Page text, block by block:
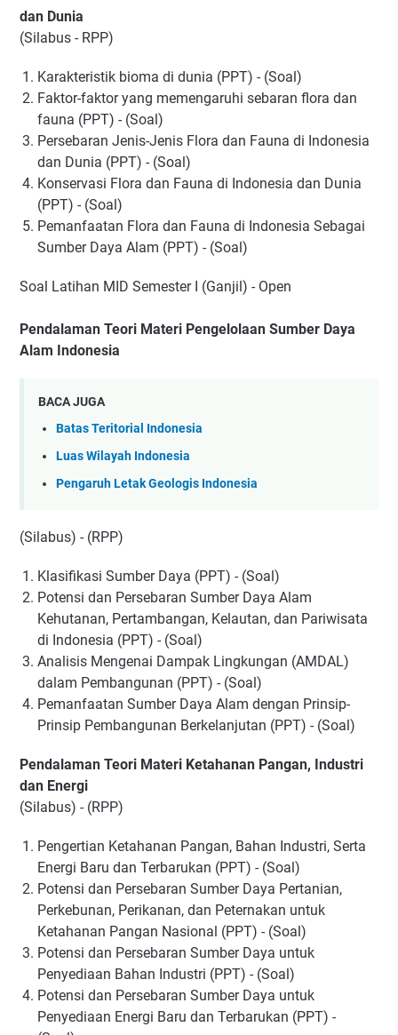
dan Dunia
(Silabus - RPP)
Karakteristik bioma di dunia (PPT) - (Soal)
Faktor-faktor yang memengaruhi sebaran flora dan
fauna (PPT) - (Soal)
Persebaran Jenis-Jenis Flora dan Fauna di Indonesia
dan Dunia (PPT) - (Soal)
Konservasi Flora dan Fauna di Indonesia dan Dunia
(PPT) - (Soal)
Pemanfaatan Flora dan Fauna di Indonesia Sebagai
Sumber Daya Alam (PPT) - (Soal)
Soal Latihan MID Semester I (Ganjil) - Open
Pendalaman Teori Materi Pengelolaan Sumber Daya
Alam Indonesia
BACA JUGA
Batas Teritorial Indonesia
Luas Wilayah Indonesia
Pengaruh Letak Geologis Indonesia
(Silabus) - (RPP)
Klasifikasi Sumber Daya (PPT) - (Soal)
Potensi dan Persebaran Sumber Daya Alam
Kehutanan, Pertambangan, Kelautan, dan Pariwisata
di Indonesia (PPT) - (Soal)
Analisis Mengenai Dampak Lingkungan (AMDAL)
dalam Pembangunan (PPT) - (Soal)
Pemanfaatan Sumber Daya Alam dengan Prinsip-
Prinsip Pembangunan Berkelanjutan (PPT) - (Soal)
Pendalaman Teori Materi Ketahanan Pangan, Industri
dan Energi
(Silabus) - (RPP)
Pengertian Ketahanan Pangan, Bahan Industri, Serta
Energi Baru dan Terbarukan (PPT) - (Soal)
Potensi dan Persebaran Sumber Daya Pertanian,
Perkebunan, Perikanan, dan Peternakan untuk
Ketahanan Pangan Nasional (PPT) - (Soal)
Potensi dan Persebaran Sumber Daya untuk
Penyediaan Bahan Industri (PPT) - (Soal)
Potensi dan Persebaran Sumber Daya untuk
Penyediaan Energi Baru dan Terbarukan (PPT) -